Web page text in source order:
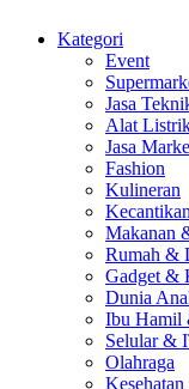
Kategori
Event
Jasa
Alat
Jasa
Fashion
Kulineran
Makanan
Rumah &
Gadget &
Dunia
Ibu Hamil
Selular &
Olahraga
Kesehatan